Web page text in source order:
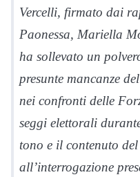
Vercelli, firmato dai
Paonessa, Mariella
ha sollevato un
presunte mancanze
nei confronti delle
seggi elettorali
tono e il contenuto
all’interrogazione